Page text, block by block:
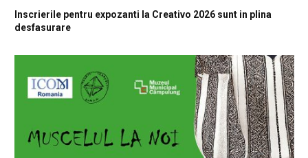
Inscrierile pentru expozanti la Creativo 2026 sunt in plina
desfasurare